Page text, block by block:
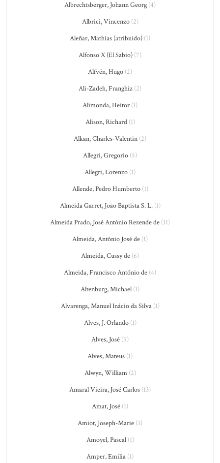
Albrechtsberger, Johann Georg (4)
Albrici, Vincenzo(2)
Aleñar, Mathías (atribuido) (1)
Alfonso X (El Sabio) (7)
Alfvén, Hugo (2)
Ali-Zadeh, Franghiz (2)
Alimonda, Heitor (1)
Alison, Richard(1)
Alkan, Charles-Valentin (2)
Allegri, Gregorio (5)
Allegri, Lorenzo (1)
Allende, Pedro Humberto(1)
Almeida Garret, João Baptista S. L.(1)
Almeida Prado, José Antônio Rezende de (11)
Almeida, Antônio José de (1)
Almeida, Cussy de (6)
Almeida, Francisco António de (4)
Altenburg, Michael (1)
Alvarenga, Manuel Inácio da Silva(1)
Alves, J. Orlando(1)
Alves, José (5)
Alves, Mateus (1)
Alwyn, William(2)
Amaral Vieira, José Carlos (13)
Amat, José (1)
Amiot, Joseph-Marie (3)
Amoyel, Pascal(1)
Amper, Emilia (1)